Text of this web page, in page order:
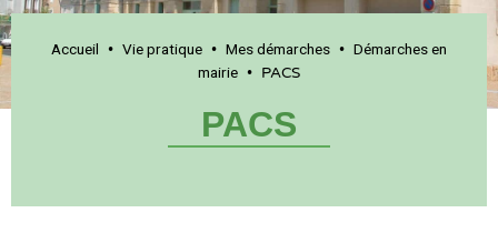
Accueil • Vie pratique • Mes démarches • Démarches en
mairie • PACS
PACS